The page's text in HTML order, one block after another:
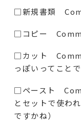
□新規書類
□コピー
□カット
っぽいってこと
□ペースト
とセットで使わ
ですかね）